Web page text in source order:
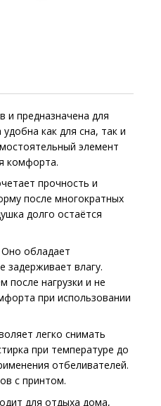
и предназначена для
как для сна, так и
элемент
комфорта.
прочность и
после многократных
долго остаётся
обладает
задерживает влагу.
после нагрузки и не
при использовании
легко снимать
при температуре до
отбеливателей.
с принтом.
для отдыха дома,